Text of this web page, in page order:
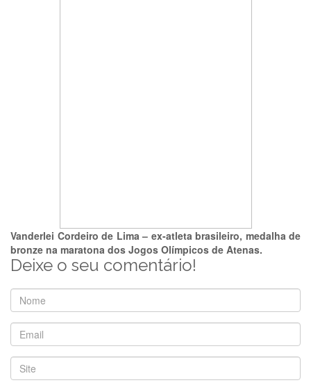
Vanderlei Cordeiro de Lima – ex-atleta brasileiro, medalha de
bronze na maratona dos Jogos Olímpicos de Atenas.
Deixe o seu comentário!